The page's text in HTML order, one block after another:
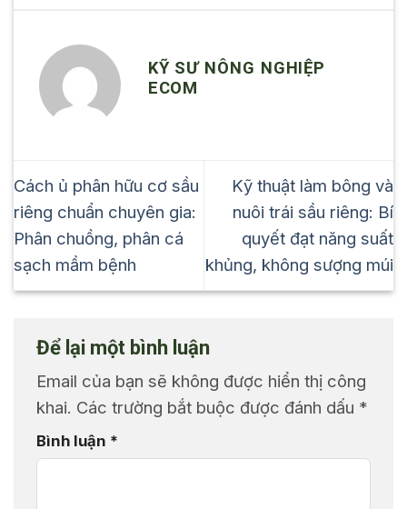
KỸ SƯ NÔNG NGHIỆP
ECOM
Cách ủ phân hữu cơ sầu
riêng chuẩn chuyên gia:
Phân chuồng, phân cá
sạch mầm bệnh
Kỹ thuật làm bông và
nuôi trái sầu riêng: Bí
quyết đạt năng suất
khủng, không sượng múi
Để lại một bình luận
Email của bạn sẽ không được hiển thị công
khai. Các trường bắt buộc được đánh dấu *
Bình luận *